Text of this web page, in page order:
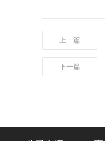
上一篇
下一篇